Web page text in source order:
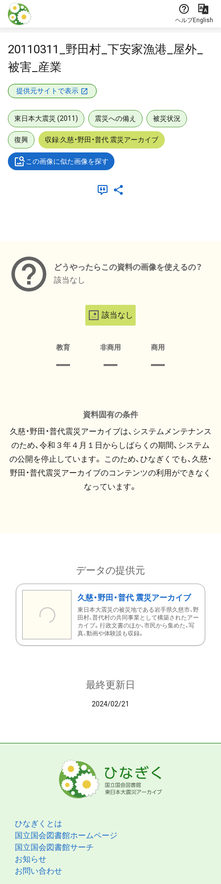
本文に飛ぶ
ヘルプEnglish
20110311_野田村_下安家漁港_屋外_
被害_産業
提供元サイトで表示
東日本大震災 (2011) 震災への備え 被災状況
復興 収録:久慈・野田・普代 震災アーカイブ
この画像に似た画像を探す
どうやったらこの資料の画像を使えるの？
該当なし
該当なし
教育 非商用 商用
資料固有の条件
久慈・野田・普代震災アーカイブは、システムメンテナンス
のため、令和３年４月１日からしばらくの期間、システム
の公開を停止しています。 このため、ひなぎくでも、久慈・
野田・普代震災アーカイブのコンテンツの利用ができなく
なっています。
データの提供元
久慈・野田・普代 震災アーカイブ
東日本大震災の被災地である岩手県久慈市、野
田村、普代村の共同事業として構築されたアー
カイブ。行政文書のほか、市民から集めた、写
真、動画や体験談も収録。
最終更新日
2024/02/21
ひなぎくとは
国立国会図書館ホームページ
国立国会図書館サーチ
お知らせ
お問い合わせ